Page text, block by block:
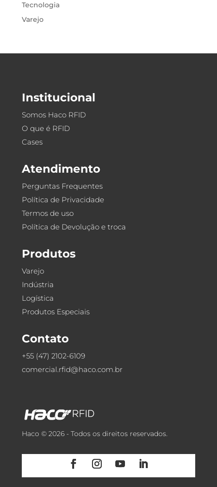
Tecnologia
Varejo
Institucional
Somos Haco RFID
O que é RFID
Cases
Atendimento
Perguntas Frequentes
Política de Privacidade
Termos de uso
Política de Devolução e troca
Produtos
Varejo
Indústria
Logística
Produtos Especiais
Contato
+55 (47) 2102-6109
comercial.rfid@haco.com.br
Haco © 2026 - Todos os direitos reservados.